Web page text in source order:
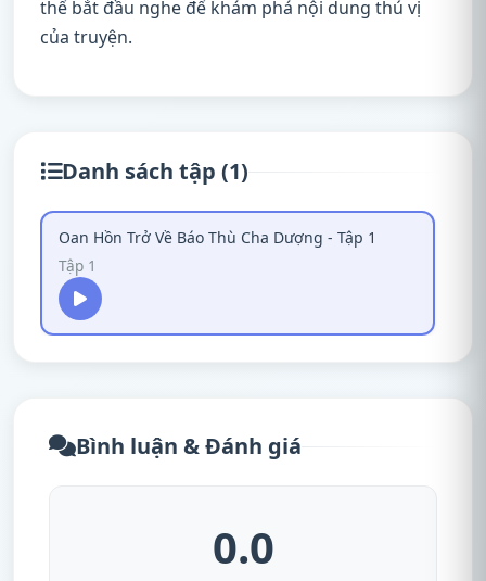
thể bắt đầu nghe để khám phá nội dung thú vị
của truyện.
Danh sách tập (1)
Oan Hồn Trở Về Báo Thù Cha Dượng - Tập 1
Tập 1
Bình luận & Đánh giá
0.0